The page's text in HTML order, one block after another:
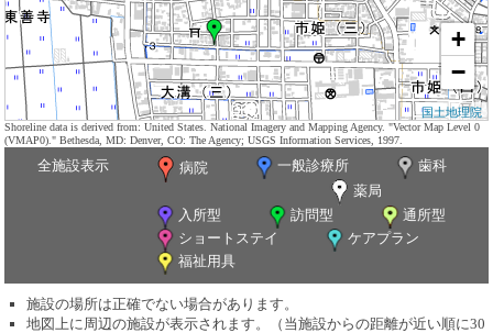
+
−
国土地理院
Shoreline data is derived from: United States. National Imagery and Mapping Agency. "Vector Map Level 0
(VMAP0)." Bethesda, MD: Denver, CO: The Agency; USGS Information Services, 1997.
全施設表示 病院 一般診療所
歯科
薬局
入所型
訪問型
通所型
ショートステイ
ケアプラン
福祉用具
施設の場所は正確でない場合があります。
地図上に周辺の施設が表示されます。（当施設からの距離が近い順に30